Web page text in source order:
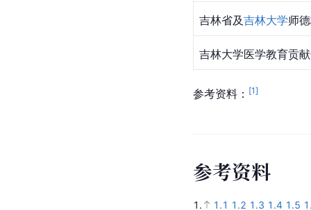
吉林省及吉林大学师
吉林大学医学教育贡
参考资料： [1]
参考资料
1. 1.1 1.2 1.3 1.4 1.5